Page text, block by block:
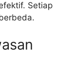
Setiap